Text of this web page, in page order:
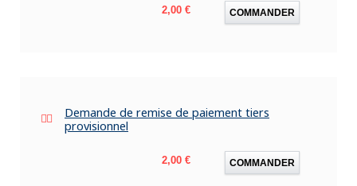
Prix
2,00 € COMMANDER
Demande de remise de paiement tiers
provisionnel
Prix
2,00 € COMMANDER